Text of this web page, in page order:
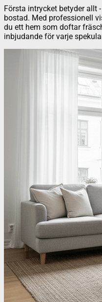
Första intrycket betyder allt
bostad. Med professionell
du ett hem som doftar
inbjudande för varje